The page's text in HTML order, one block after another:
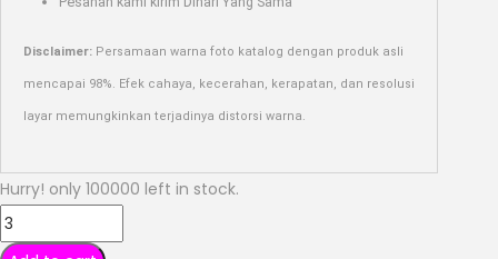
Disclaimer: Persamaan warna foto katalog dengan produk asli
mencapai 98%. Efek cahaya, kecerahan, kerapatan, dan resolusi
layar memungkinkan terjadinya distorsi warna.
Hurry! only 100000 left in stock.
LVX4245
-